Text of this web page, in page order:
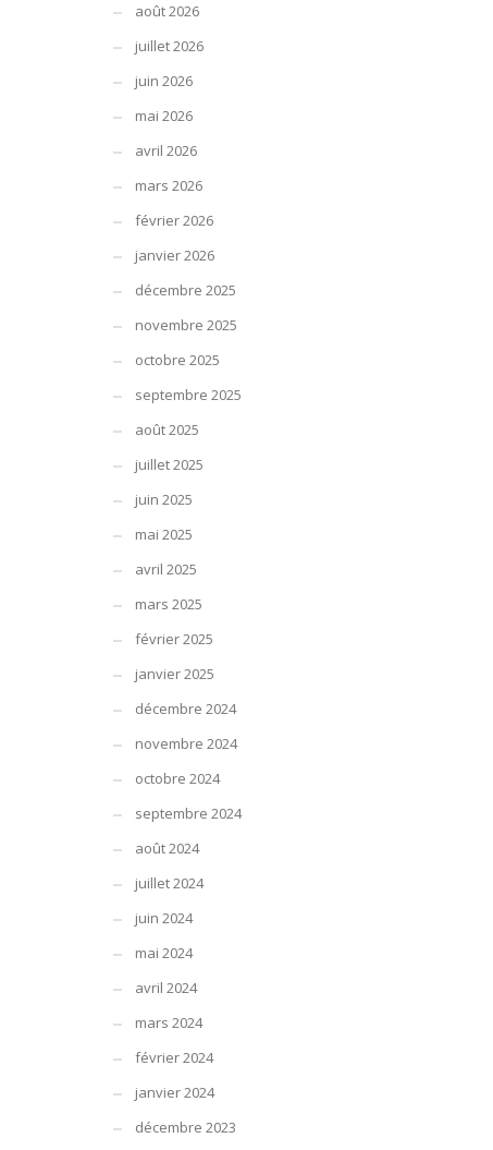
août 2026
juillet 2026
juin 2026
mai 2026
avril 2026
mars 2026
février 2026
janvier 2026
décembre 2025
novembre 2025
octobre 2025
septembre 2025
août 2025
juillet 2025
juin 2025
mai 2025
avril 2025
mars 2025
février 2025
janvier 2025
décembre 2024
novembre 2024
octobre 2024
septembre 2024
août 2024
juillet 2024
juin 2024
mai 2024
avril 2024
mars 2024
février 2024
janvier 2024
décembre 2023